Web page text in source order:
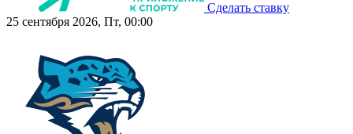
Сделать ставку
25 сентября 2026, Пт, 00:00